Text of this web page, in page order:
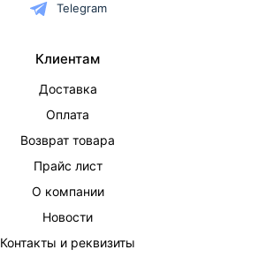
Telegram
Клиентам
Доставка
Оплата
Возврат товара
Прайс лист
О компании
Новости
Контакты и реквизиты